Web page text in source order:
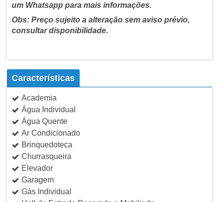
um Whatsapp para mais informações.
Obs: Preço sujeito a alteração sem aviso prévio,
consultar disponibilidade.
Características
Academia
Água Individual
Água Quente
Ar Condicionado
Brinquedoteca
Churrasqueira
Elevador
Garagem
Gás Individual